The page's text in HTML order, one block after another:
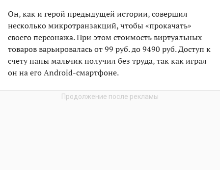
Он, как и герой предыдущей истории, совершил
несколько микротранзакций, чтобы «прокачать»
своего персонажа. При этом стоимость виртуальных
товаров варьировалась от 99 руб. до 9490 руб. Доступ к
счету папы мальчик получил без труда, так как играл
он на его Android-смартфоне.